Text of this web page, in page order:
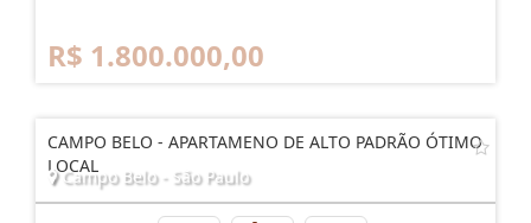
R$ 1.800.000,00
CAMPO BELO - APARTAMENO DE ALTO PADRÃO ÓTIMO
LOCAL
Campo Belo - São Paulo